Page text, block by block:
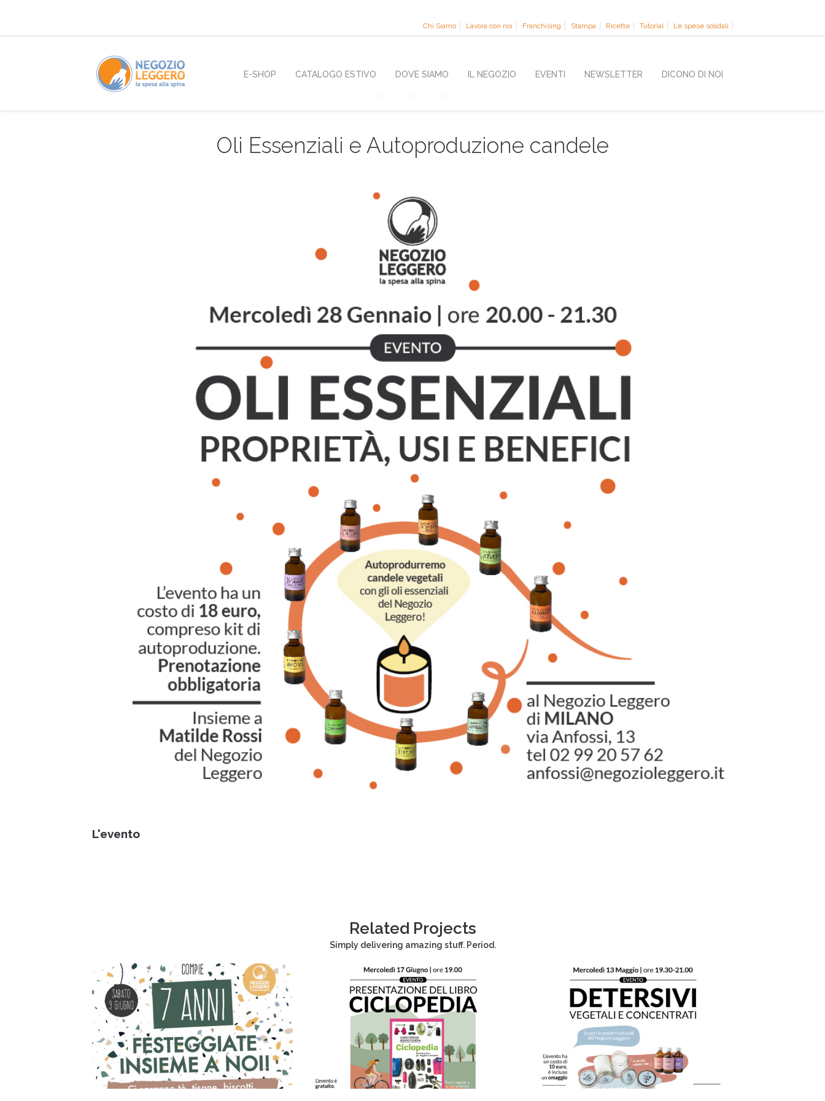
Chi Siamo Lavora con noi Franchising Stampa Ricette Tutorial Le spese solidali
E-SHOP CATALOGO ESTIVO DOVE SIAMO IL NEGOZIO EVENTI NEWSLETTER DICONO DI NOI
Oli Essenziali e Autoproduzione candele
L'evento
Related Projects
Simply delivering amazing stuff. Period.